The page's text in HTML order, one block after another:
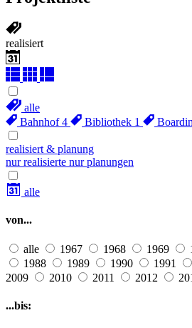
realisiert
alle
Bahnhof4 Bibliothek 1
realisiert & planung
nur realisierte nur planungen
alle
von...
alle 1967 1968 1969
1988
1989 1990 1991
2009
2010 2011 2012
...bis: